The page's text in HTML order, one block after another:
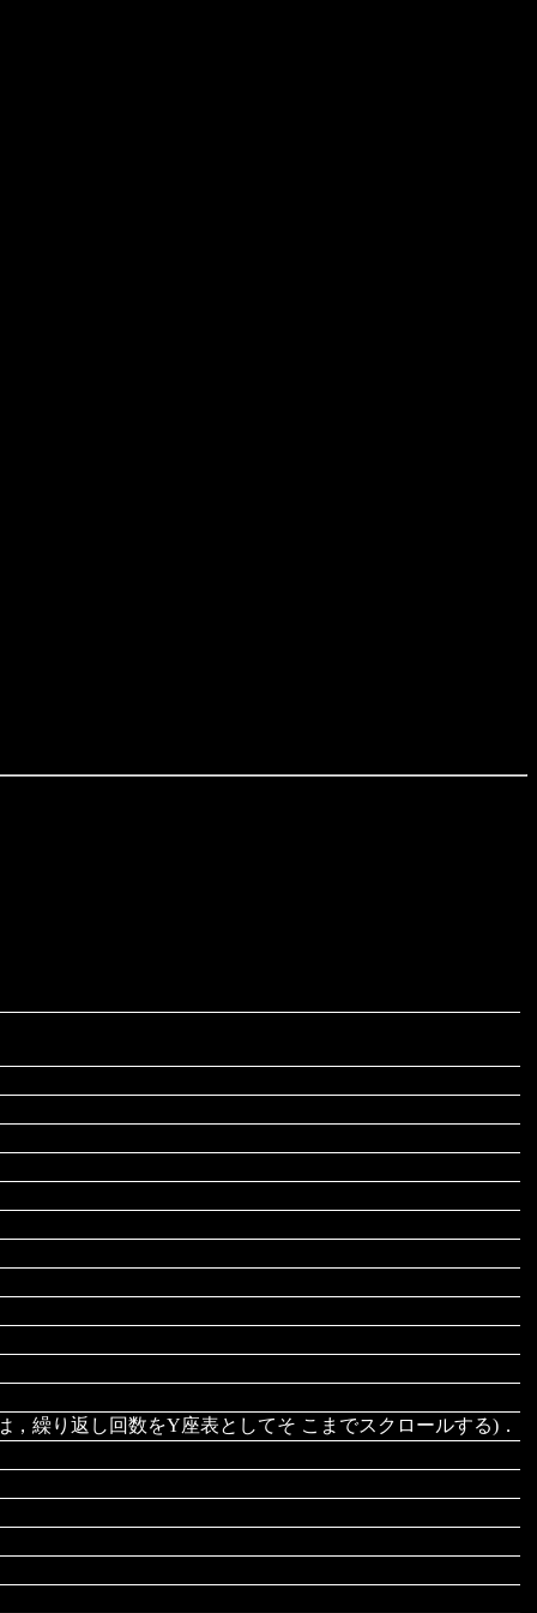
繰り返し回数をY座表としてそ こまでスクロールする)．